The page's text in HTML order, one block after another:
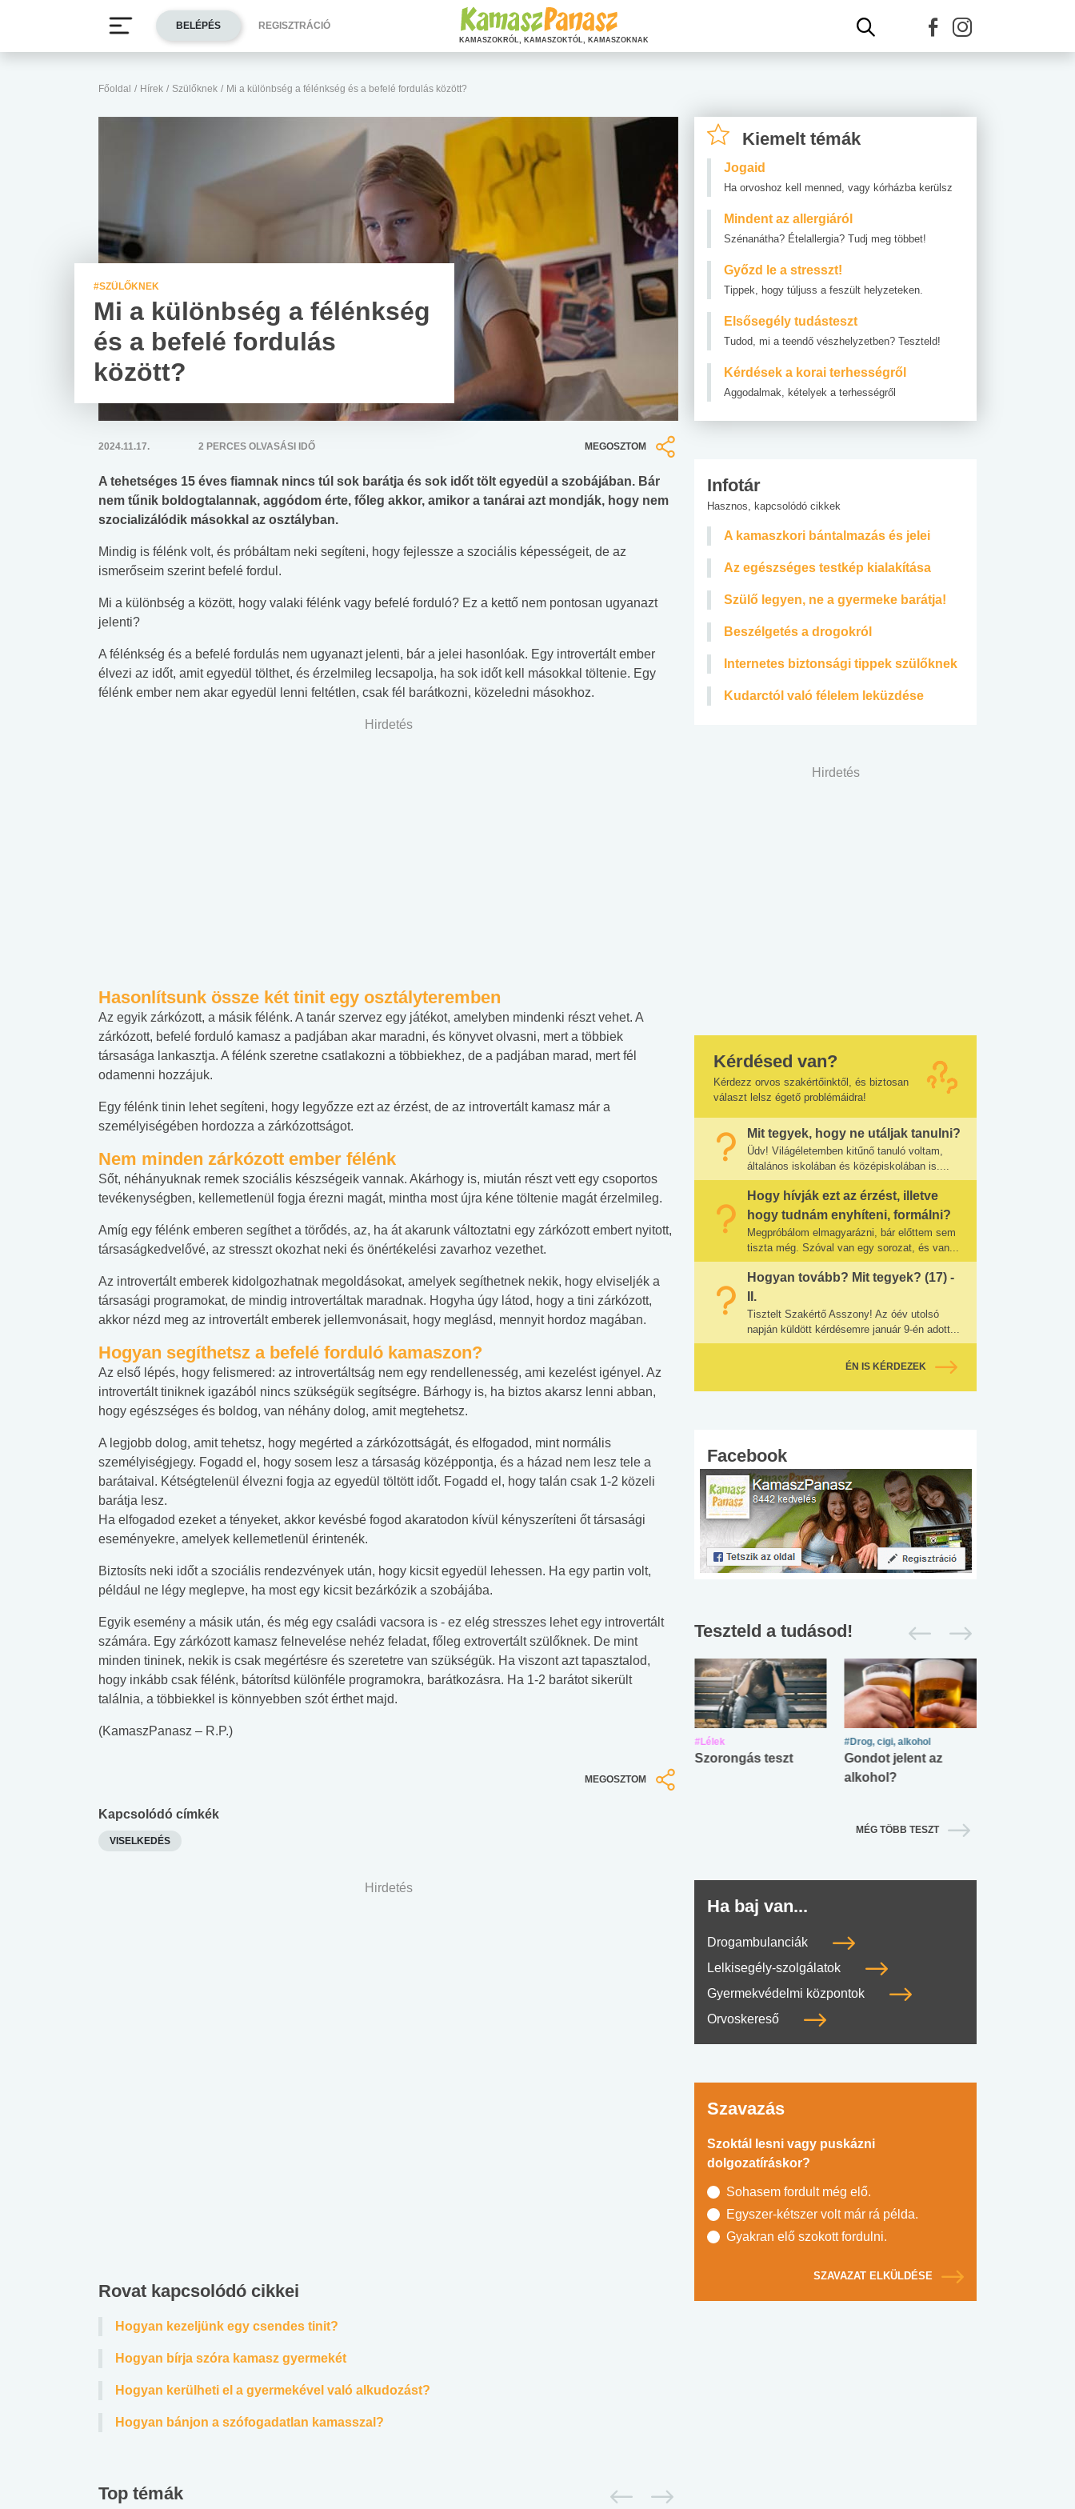
Főoldal / Hírek / Szülőknek / Mi a különbség a félénkség és a befelé fordulás között?
#SZÜLŐKNEK
Mi a különbség a félénkség
és a befelé fordulás
között?
2024.11.17. 2 PERCES OLVASÁSI IDŐ MEGOSZTOM
A tehetséges 15 éves fiamnak nincs túl sok barátja és sok időt tölt egyedül a szobájában. Bár
nem tűnik boldogtalannak, aggódom érte, főleg akkor, amikor a tanárai azt mondják, hogy nem
szocializálódik másokkal az osztályban.
Mindig is félénk volt, és próbáltam neki segíteni, hogy fejlessze a szociális képességeit, de az
ismerőseim szerint befelé fordul.
Mi a különbség a között, hogy valaki félénk vagy befelé forduló? Ez a kettő nem pontosan ugyanazt
jelenti?
A félénkség és a befelé fordulás nem ugyanazt jelenti, bár a jelei hasonlóak. Egy introvertált ember
élvezi az időt, amit egyedül tölthet, és érzelmileg lecsapolja, ha sok időt kell másokkal töltenie. Egy
félénk ember nem akar egyedül lenni feltétlen, csak fél barátkozni, közeledni másokhoz.
Hirdetés
Hasonlítsunk össze két tinit egy osztályteremben
Az egyik zárkózott, a másik félénk. A tanár szervez egy játékot, amelyben mindenki részt vehet. A
zárkózott, befelé forduló kamasz a padjában akar maradni, és könyvet olvasni, mert a többiek
társasága lankasztja. A félénk szeretne csatlakozni a többiekhez, de a padjában marad, mert fél
odamenni hozzájuk.
Egy félénk tinin lehet segíteni, hogy legyőzze ezt az érzést, de az introvertált kamasz már a
személyiségében hordozza a zárkózottságot.
Nem minden zárkózott ember félénk
Sőt, néhányuknak remek szociális készségeik vannak. Akárhogy is, miután részt vett egy csoportos
tevékenységben, kellemetlenül fogja érezni magát, mintha most újra kéne töltenie magát érzelmileg.
Amíg egy félénk emberen segíthet a törődés, az, ha át akarunk változtatni egy zárkózott embert nyitott,
társaságkedvelővé, az stresszt okozhat neki és önértékelési zavarhoz vezethet.
Az introvertált emberek kidolgozhatnak megoldásokat, amelyek segíthetnek nekik, hogy elviseljék a
társasági programokat, de mindig introvertáltak maradnak. Hogyha úgy látod, hogy a tini zárkózott,
akkor nézd meg az introvertált emberek jellemvonásait, hogy meglásd, mennyit hordoz magában.
Hogyan segíthetsz a befelé forduló kamaszon?
Az első lépés, hogy felismered: az introvertáltság nem egy rendellenesség, ami kezelést igényel. Az
introvertált tiniknek igazából nincs szükségük segítségre. Bárhogy is, ha biztos akarsz lenni abban,
hogy egészséges és boldog, van néhány dolog, amit megtehetsz.
A legjobb dolog, amit tehetsz, hogy megérted a zárkózottságát, és elfogadod, mint normális
személyiségjegy. Fogadd el, hogy sosem lesz a társaság középpontja, és a házad nem lesz tele a
barátaival. Kétségtelenül élvezni fogja az egyedül töltött időt. Fogadd el, hogy talán csak 1-2 közeli
barátja lesz.
Ha elfogadod ezeket a tényeket, akkor kevésbé fogod akaratodon kívül kényszeríteni őt társasági
eseményekre, amelyek kellemetlenül érintenék.
Biztosíts neki időt a szociális rendezvények után, hogy kicsit egyedül lehessen. Ha egy partin volt,
például ne légy meglepve, ha most egy kicsit bezárkózik a szobájába.
Egyik esemény a másik után, és még egy családi vacsora is - ez elég stresszes lehet egy introvertált
számára. Egy zárkózott kamasz felnevelése nehéz feladat, főleg extrovertált szülőknek. De mint
minden tininek, nekik is csak megértésre és szeretetre van szükségük. Ha viszont azt tapasztalod,
hogy inkább csak félénk, bátorítsd különféle programokra, barátkozásra. Ha 1-2 barátot sikerült
találnia, a többiekkel is könnyebben szót érthet majd.
(KamaszPanasz – R.P.)
MEGOSZTOM
Kapcsolódó címkék
VISELKEDÉS
Hirdetés
Rovat kapcsolódó cikkei
Hogyan kezeljünk egy csendes tinit?
Hogyan bírja szóra kamasz gyermekét
Hogyan kerülheti el a gyermekével való alkudozást?
Hogyan bánjon a szófogadatlan kamasszal?
Top témák
Kiemelt témák
Jogaid
Ha orvoshoz kell menned, vagy kórházba kerülsz
Mindent az allergiáról
Szénanátha? Ételallergia? Tudj meg többet!
Győzd le a stresszt!
Tippek, hogy túljuss a feszült helyzeteken.
Elsősegély tudásteszt
Tudod, mi a teendő vészhelyzetben? Teszteld!
Kérdések a korai terhességről
Aggodalmak, kételyek a terhességről
Infotár
Hasznos, kapcsolódó cikkek
A kamaszkori bántalmazás és jelei
Az egészséges testkép kialakítása
Szülő legyen, ne a gyermeke barátja!
Beszélgetés a drogokról
Internetes biztonsági tippek szülőknek
Kudarctól való félelem leküzdése
Hirdetés
Kérdésed van?
Kérdezz orvos szakértőinktől, és biztosan
választ lelsz égető problémáidra!
Mit tegyek, hogy ne utáljak tanulni?
Üdv! Világéletemben kitűnő tanuló voltam,
általános iskolában és középiskolában is....
Hogy hívják ezt az érzést, illetve
hogy tudnám enyhíteni, formálni?
Megpróbálom elmagyarázni, bár előttem sem
tiszta még. Szóval van egy sorozat, és van...
Hogyan tovább? Mit tegyek? (17) -
II.
Tisztelt Szakértő Asszony! Az óév utolsó
napján küldött kérdésemre január 9-én adott...
ÉN IS KÉRDEZEK
Facebook
Teszteld a tudásod!
#Lélek
Szorongás teszt
#Drog, cigi, alkohol
Gondot jelent az
alkohol?
MÉG TÖBB TESZT
Ha baj van...
Drogambulanciák
Lelkisegély-szolgálatok
Gyermekvédelmi központok
Orvoskereső
Szavazás
Szoktál lesni vagy puskázni
dolgozatíráskor?
Sohasem fordult még elő.
Egyszer-kétszer volt már rá példa.
Gyakran elő szokott fordulni.
SZAVAZAT ELKÜLDÉSE
BELÉPÉS REGISZTRÁCIÓ
KAMASZOKRÓL, KAMASZOKTÓL, KAMASZOKNAK